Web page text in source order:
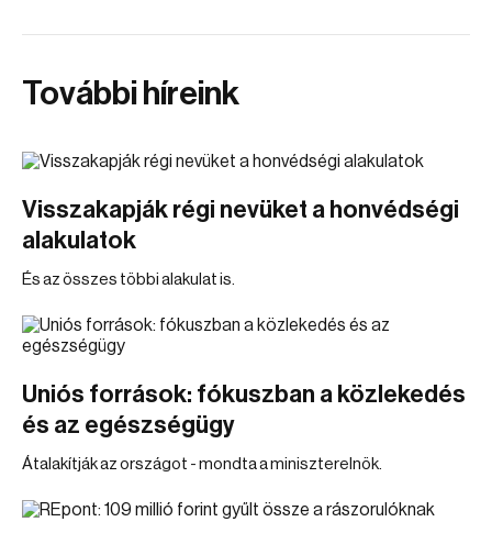
További híreink
Visszakapják régi nevüket a honvédségi
alakulatok
És az összes többi alakulat is.
Uniós források: fókuszban a közlekedés
és az egészségügy
Átalakítják az országot - mondta a miniszterelnök.